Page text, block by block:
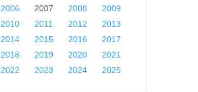
2006
2007 2008
2009
2010
2011 2012
2013
2014
2015 2016
2017
2018
2019 2020
2021
2022
2023 2024 2025